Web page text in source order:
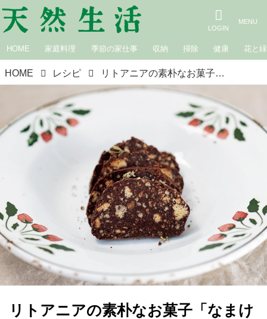
HOME 家庭料理 季節の家仕事 収納 掃除 健康 花と緑
HOME レシピ リトアニアの素朴なお菓子「なまけもののケーキ」のつくり方。余ったクッキーで“うれしいリメイク”まぜて冷やし固めるだけのかんたんお菓子／菓子研究家・長田佳子さん
リトアニアの素朴なお菓子「なまけ